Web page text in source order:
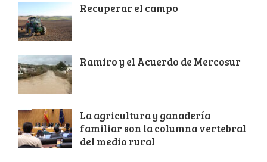
Recuperar el campo
Ramiro y el Acuerdo de Mercosur
La agricultura y ganadería
familiar son la columna vertebral
del medio rural